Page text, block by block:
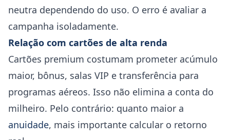
neutra dependendo do uso. O erro é avaliar a
campanha isoladamente.
Relação com cartões de alta renda
Cartões premium costumam prometer acúmulo
maior, bônus, salas VIP e transferência para
programas aéreos. Isso não elimina a conta do
milheiro. Pelo contrário: quanto maior a
anuidade, mais importante calcular o retorno